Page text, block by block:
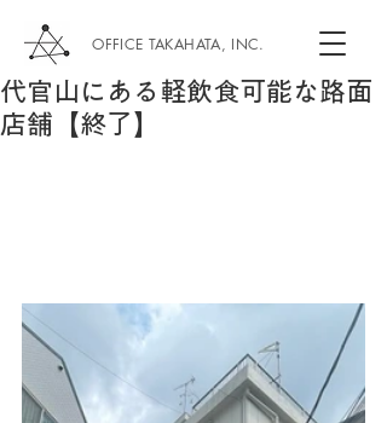
OFFICE TAKAHATA, INC.
代官山にある軽飲食可能な路面
店舗【終了】